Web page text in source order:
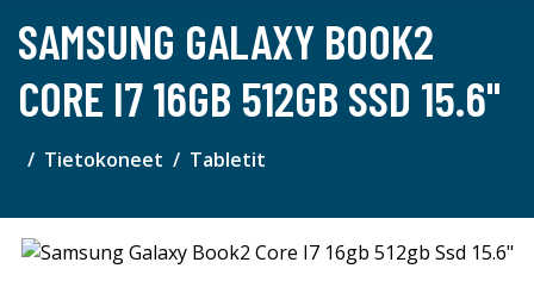
SAMSUNG GALAXY BOOK2
CORE I7 16GB 512GB SSD 15.6"
Tietokoneet Tabletit